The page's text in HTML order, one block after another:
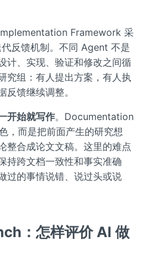
Framework 采
反馈机制。不同 Agent 不是
计、实现、验证和修改之间循
究组：有人提出方案，有人执
馈继续调整。
开始就写作。Documentation
，而是把前面产生的研究想
整合成论文文稿。这里的难点
持跨文档一致性和事实准确
过的事情说错、说过头或说
：怎样评价 AI 做